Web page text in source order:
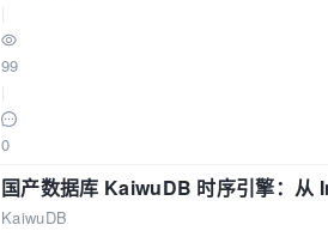
99
0
国产数据库 KaiwuDB 时序引擎：从
KaiwuDB